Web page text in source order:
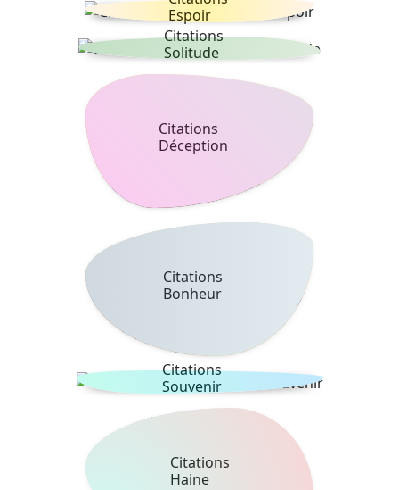
Espoir
Citations
Solitude
Citations
Déception
Citations
Bonheur
Citations
Souvenir
Citations
Haine